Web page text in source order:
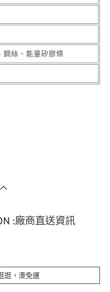
鋼絲、能量矽膠條
:廠商直送資訊
逛，湊免運